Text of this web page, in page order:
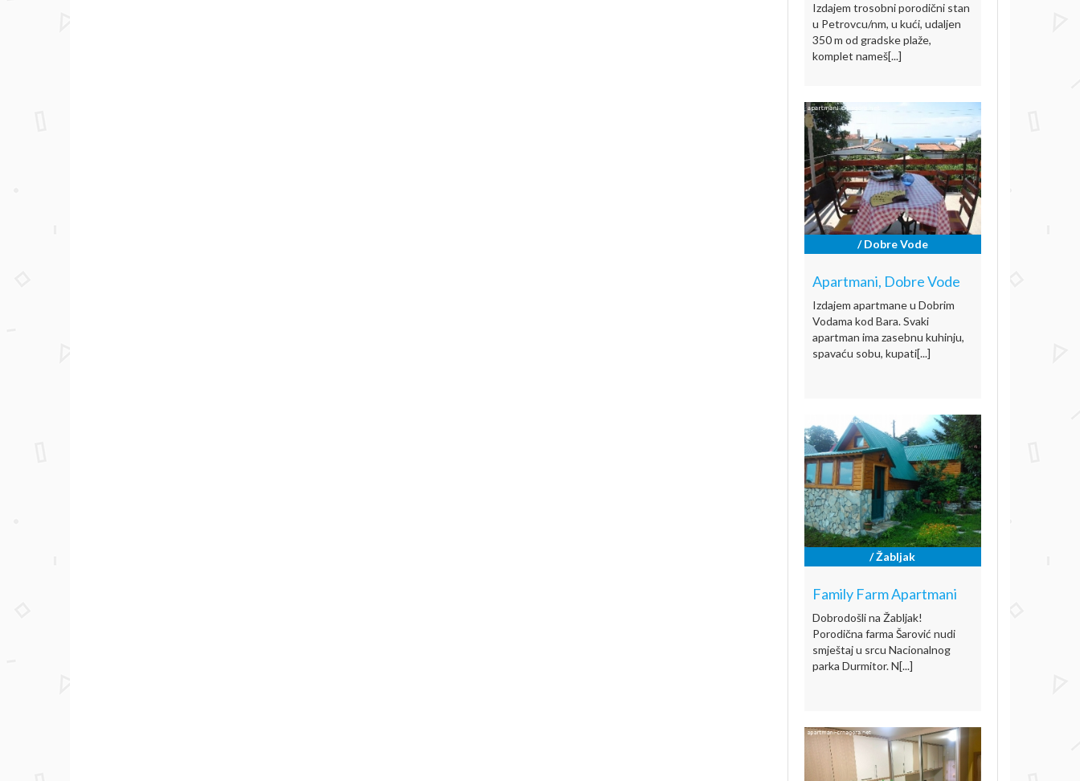
Izdajem trosobni porodični stan
u Petrovcu/nm, u kući, udaljen
350 m od gradske plaže,
komplet nameš[...]
/ Dobre Vode
Apartmani, Dobre Vode
Izdajem apartmane u Dobrim
Vodama kod Bara. Svaki
apartman ima zasebnu kuhinju,
spavaću sobu, kupati[...]
/ Žabljak
Family Farm Apartmani
Dobrodošli na Žabljak!
Porodična farma Šarović nudi
smještaj u srcu Nacionalnog
parka Durmitor. N[...]